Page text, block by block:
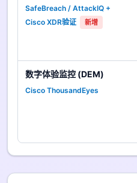
SafeBreach / AttackIQ +
Cisco XDR验证
新增
数字体验监控 (DEM)
Cisco ThousandEyes